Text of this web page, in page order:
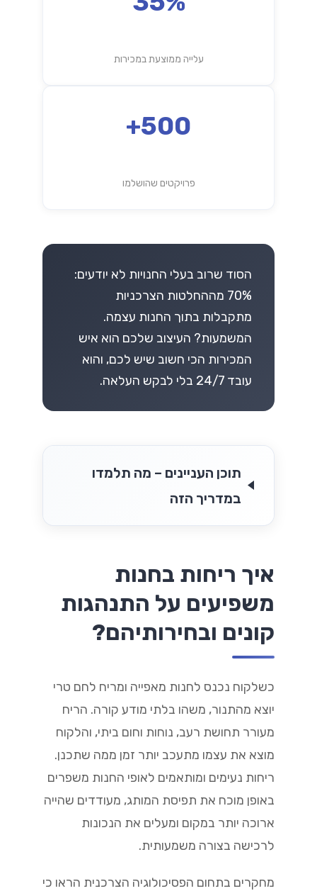
עלייה ממוצעת במכירות
500+
פרויקטים שהושלמו
הסוד שרוב בעלי החנויות לא יודעים:
70% מההחלטות הצרכניות
מתקבלות בתוך החנות עצמה.
המשמעות? העיצוב שלכם הוא איש
המכירות הכי חשוב שיש לכם, והוא
עובד 24/7 בלי לבקש העלאה.
תוכן העניינים – מה תלמדו
במדריך הזה
איך ריחות בחנות
משפיעים על התנהגות
קונים ובחירותיהם?
כשלקוח נכנס לחנות מאפייה ומריח לחם טרי
יוצא מהתנור, משהו בלתי מודע קורה. הריח
מעורר תחושת רעב, נוחות וחום ביתי, והלקוח
מוצא את עצמו מתעכב יותר זמן ממה שתכנן.
ריחות נעימים ומותאמים לאופי החנות משפרים
באופן מוכח את תפיסת המותג, מעודדים שהייה
ארוכה יותר במקום ומעלים את הנכונות
לרכישה בצורה משמעותית.
מחקרים בתחום הפסיכולוגיה הצרכנית הראו כי